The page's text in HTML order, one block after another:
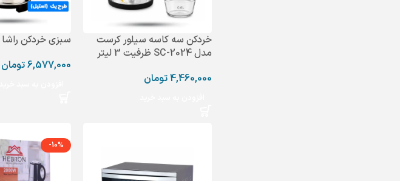
خردکن سه کاسه سیلور کرست
مدل SC-2024 ظرفیت 3 لیتر
4,460,000تومان
سبزی خردکن راشا 3 کیلویی
6,577,000تومان
-10%